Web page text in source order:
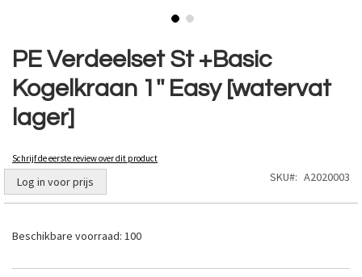
PE Verdeelset St +Basic
Kogelkraan 1'' Easy [watervat
lager]
Schrijf de eerste review over dit product
Log in voor prijs SKU A2020003
Beschikbare voorraad: 100
naar
het
begin
van
de
afbeeldingen-